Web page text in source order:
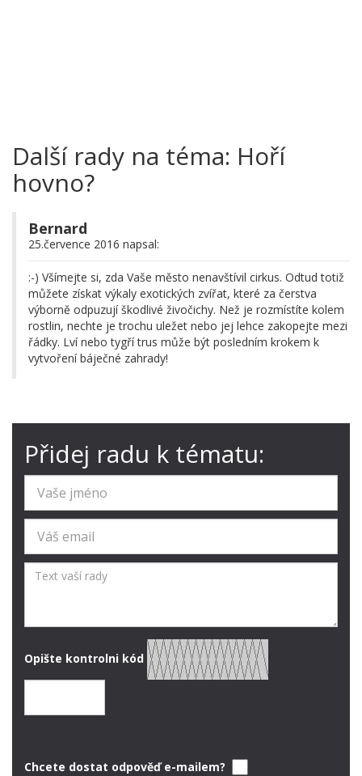
Další rady na téma: Hoří
hovno?
Bernard
25.července 2016 napsal:
:-) Všímejte si, zda Vaše město nenavštívil cirkus. Odtud totiž
můžete získat výkaly exotických zvířat, které za čerstva
výborně odpuzují škodlivé živočichy. Než je rozmístíte kolem
rostlin, nechte je trochu uležet nebo jej lehce zakopejte mezi
řádky. Lví nebo tygří trus může být posledním krokem k
vytvoření báječné zahrady!
Přidej radu k tématu:
Opište kontrolni kód
Chcete dostat odpověď e-mailem?